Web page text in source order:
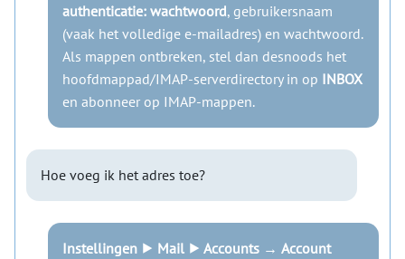
authenticatie: wachtwoord, gebruikersnaam
(vaak het volledige e-mailadres) en wachtwoord.
Als mappen ontbreken, stel dan desnoods het
hoofdmappad/IMAP-serverdirectory in op INBOX
en abonneer op IMAP-mappen.
Hoe voeg ik het adres toe?
Instellingen ⯈ Mail ⯈ Accounts → Account